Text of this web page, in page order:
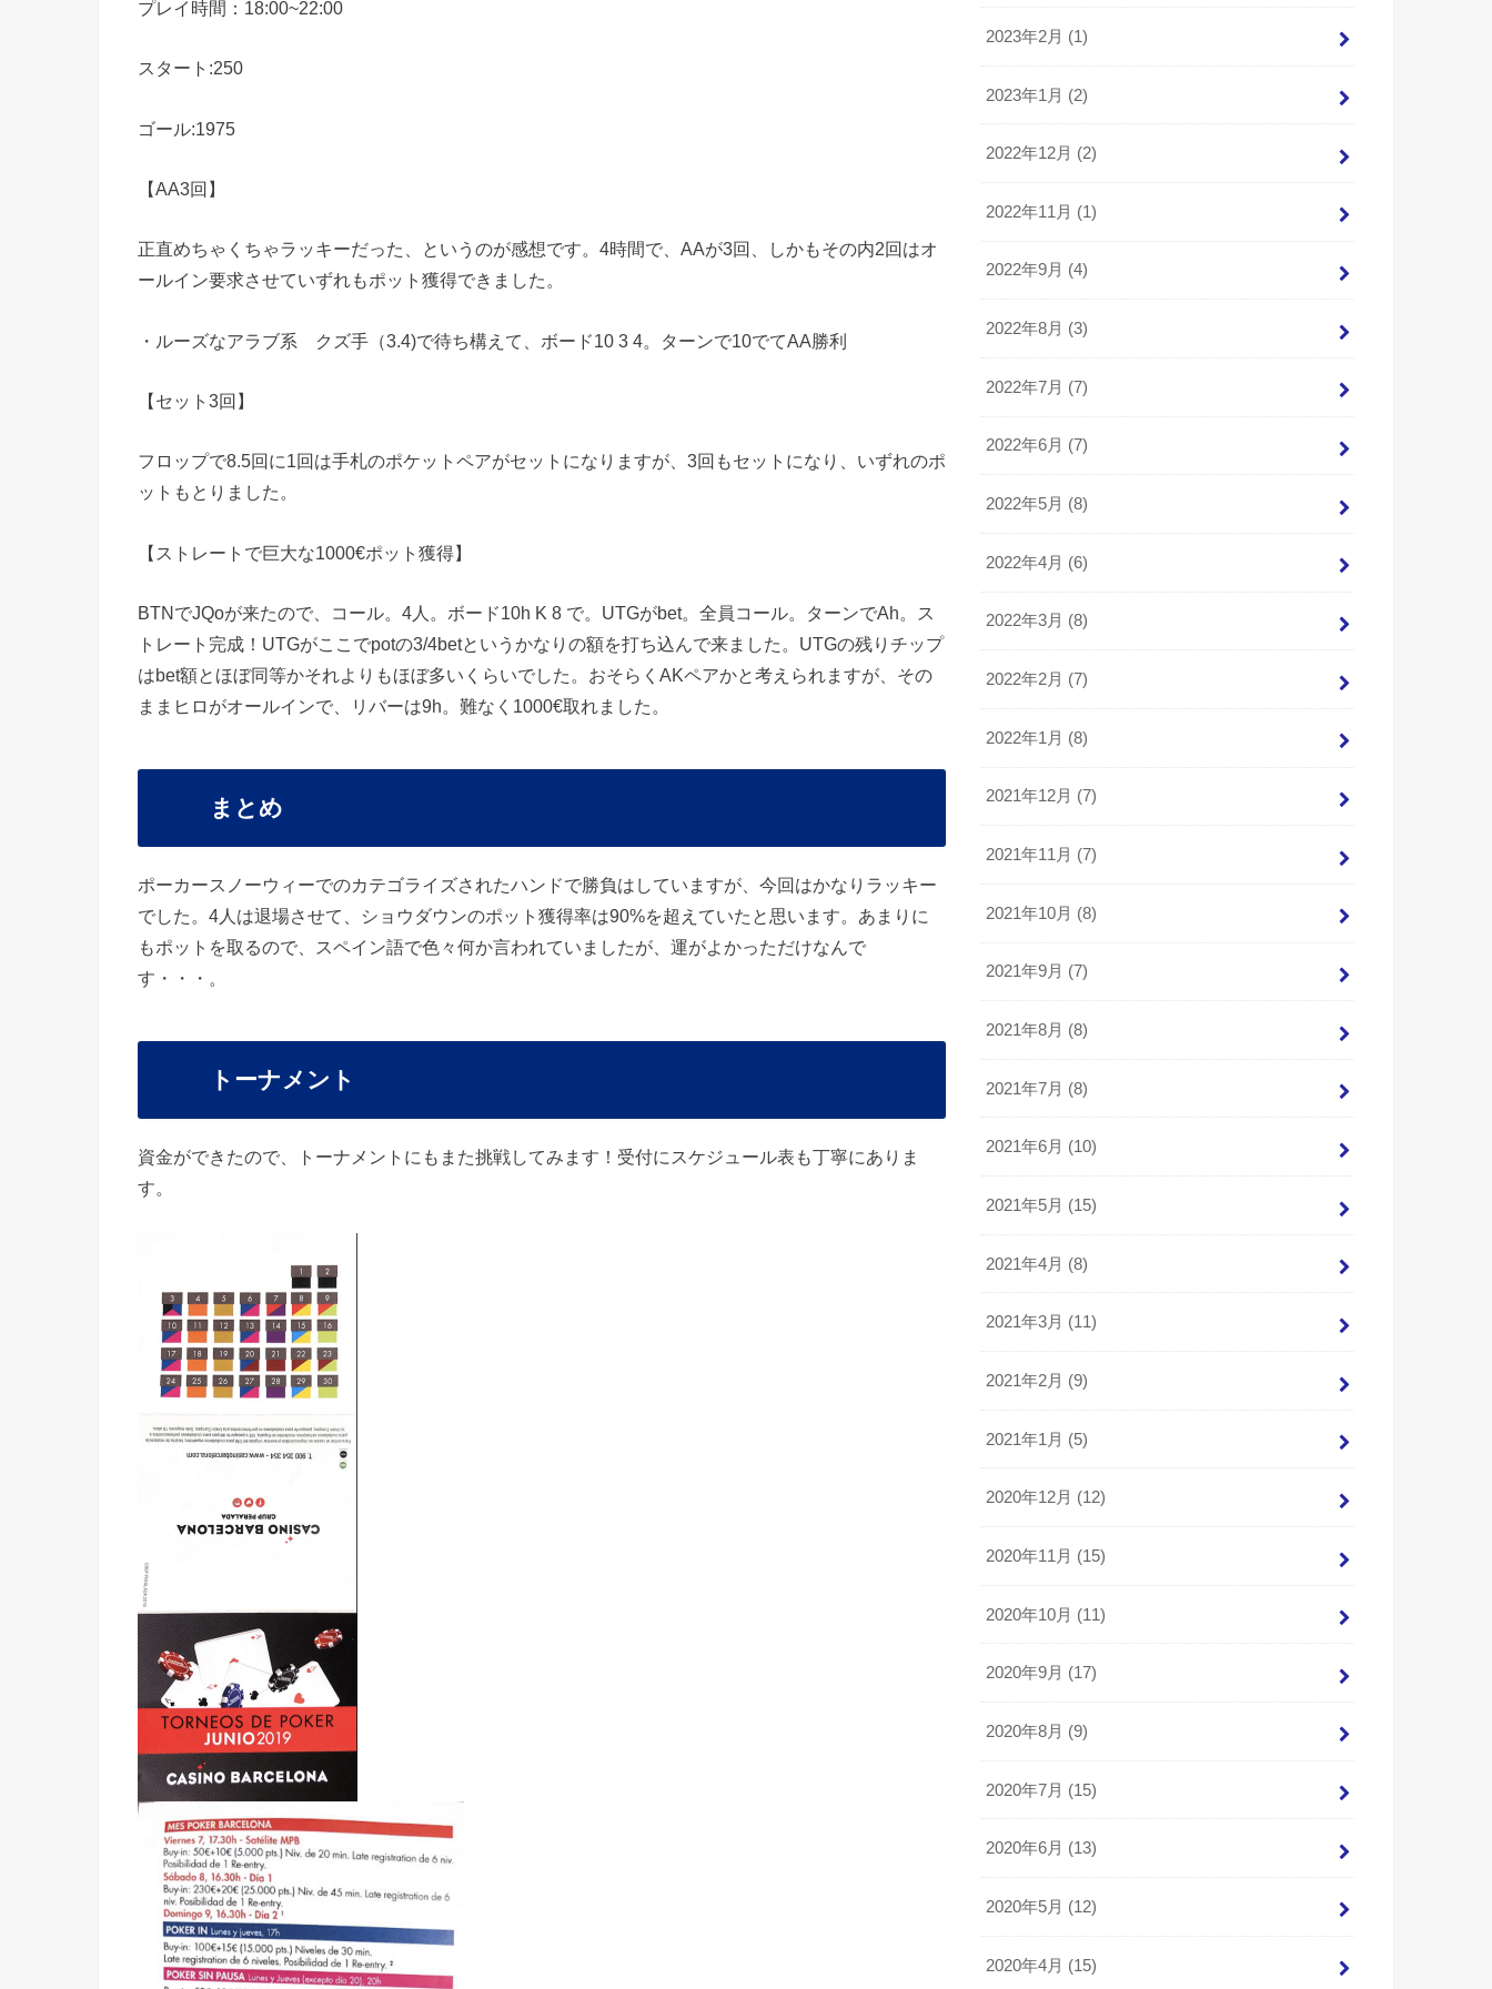
プレイ時間：18:00~22:00
スタート:250
ゴール:1975
【AA3回】
正直めちゃくちゃラッキーだった、というのが感想です。4時間で、AAが3回、しかもその内2回はオ
ールイン要求させていずれもポット獲得できました。
・ルーズなアラブ系 クズ手（3.4)で待ち構えて、ボード10 3 4。ターンで10でてAA勝利
【セット3回】
フロップで8.5回に1回は手札のポケットペアがセットになりますが、3回もセットになり、いずれのポ
ットもとりました。
【ストレートで巨大な1000€ポット獲得】
BTNでJQoが来たので、コール。4人。ボード10h K 8 で。UTGがbet。全員コール。ターンでAh。ス
トレート完成！UTGがここでpotの3/4betというかなりの額を打ち込んで来ました。UTGの残りチップ
はbet額とほぼ同等かそれよりもほぼ多いくらいでした。おそらくAKペアかと考えられますが、その
ままヒロがオールインで、リバーは9h。難なく1000€取れました。
まとめ
ポーカースノーウィーでのカテゴライズされたハンドで勝負はしていますが、今回はかなりラッキー
でした。4人は退場させて、ショウダウンのポット獲得率は90%を超えていたと思います。あまりに
もポットを取るので、スペイン語で色々何か言われていましたが、運がよかっただけなんで
す・・・。
トーナメント
資金ができたので、トーナメントにもまた挑戦してみます！受付にスケジュール表も丁寧にありま
す。
2023年2月 (1)
2023年1月 (2)
2022年12月 (2)
2022年11月 (1)
2022年9月 (4)
2022年8月 (3)
2022年7月 (7)
2022年6月 (7)
2022年5月 (8)
2022年4月 (6)
2022年3月 (8)
2022年2月 (7)
2022年1月 (8)
2021年12月 (7)
2021年11月 (7)
2021年10月 (8)
2021年9月 (7)
2021年8月 (8)
2021年7月 (8)
2021年6月 (10)
2021年5月 (15)
2021年4月 (8)
2021年3月 (11)
2021年2月 (9)
2021年1月 (5)
2020年12月 (12)
2020年11月 (15)
2020年10月 (11)
2020年9月 (17)
2020年8月 (9)
2020年7月 (15)
2020年6月 (13)
2020年5月 (12)
2020年4月 (15)